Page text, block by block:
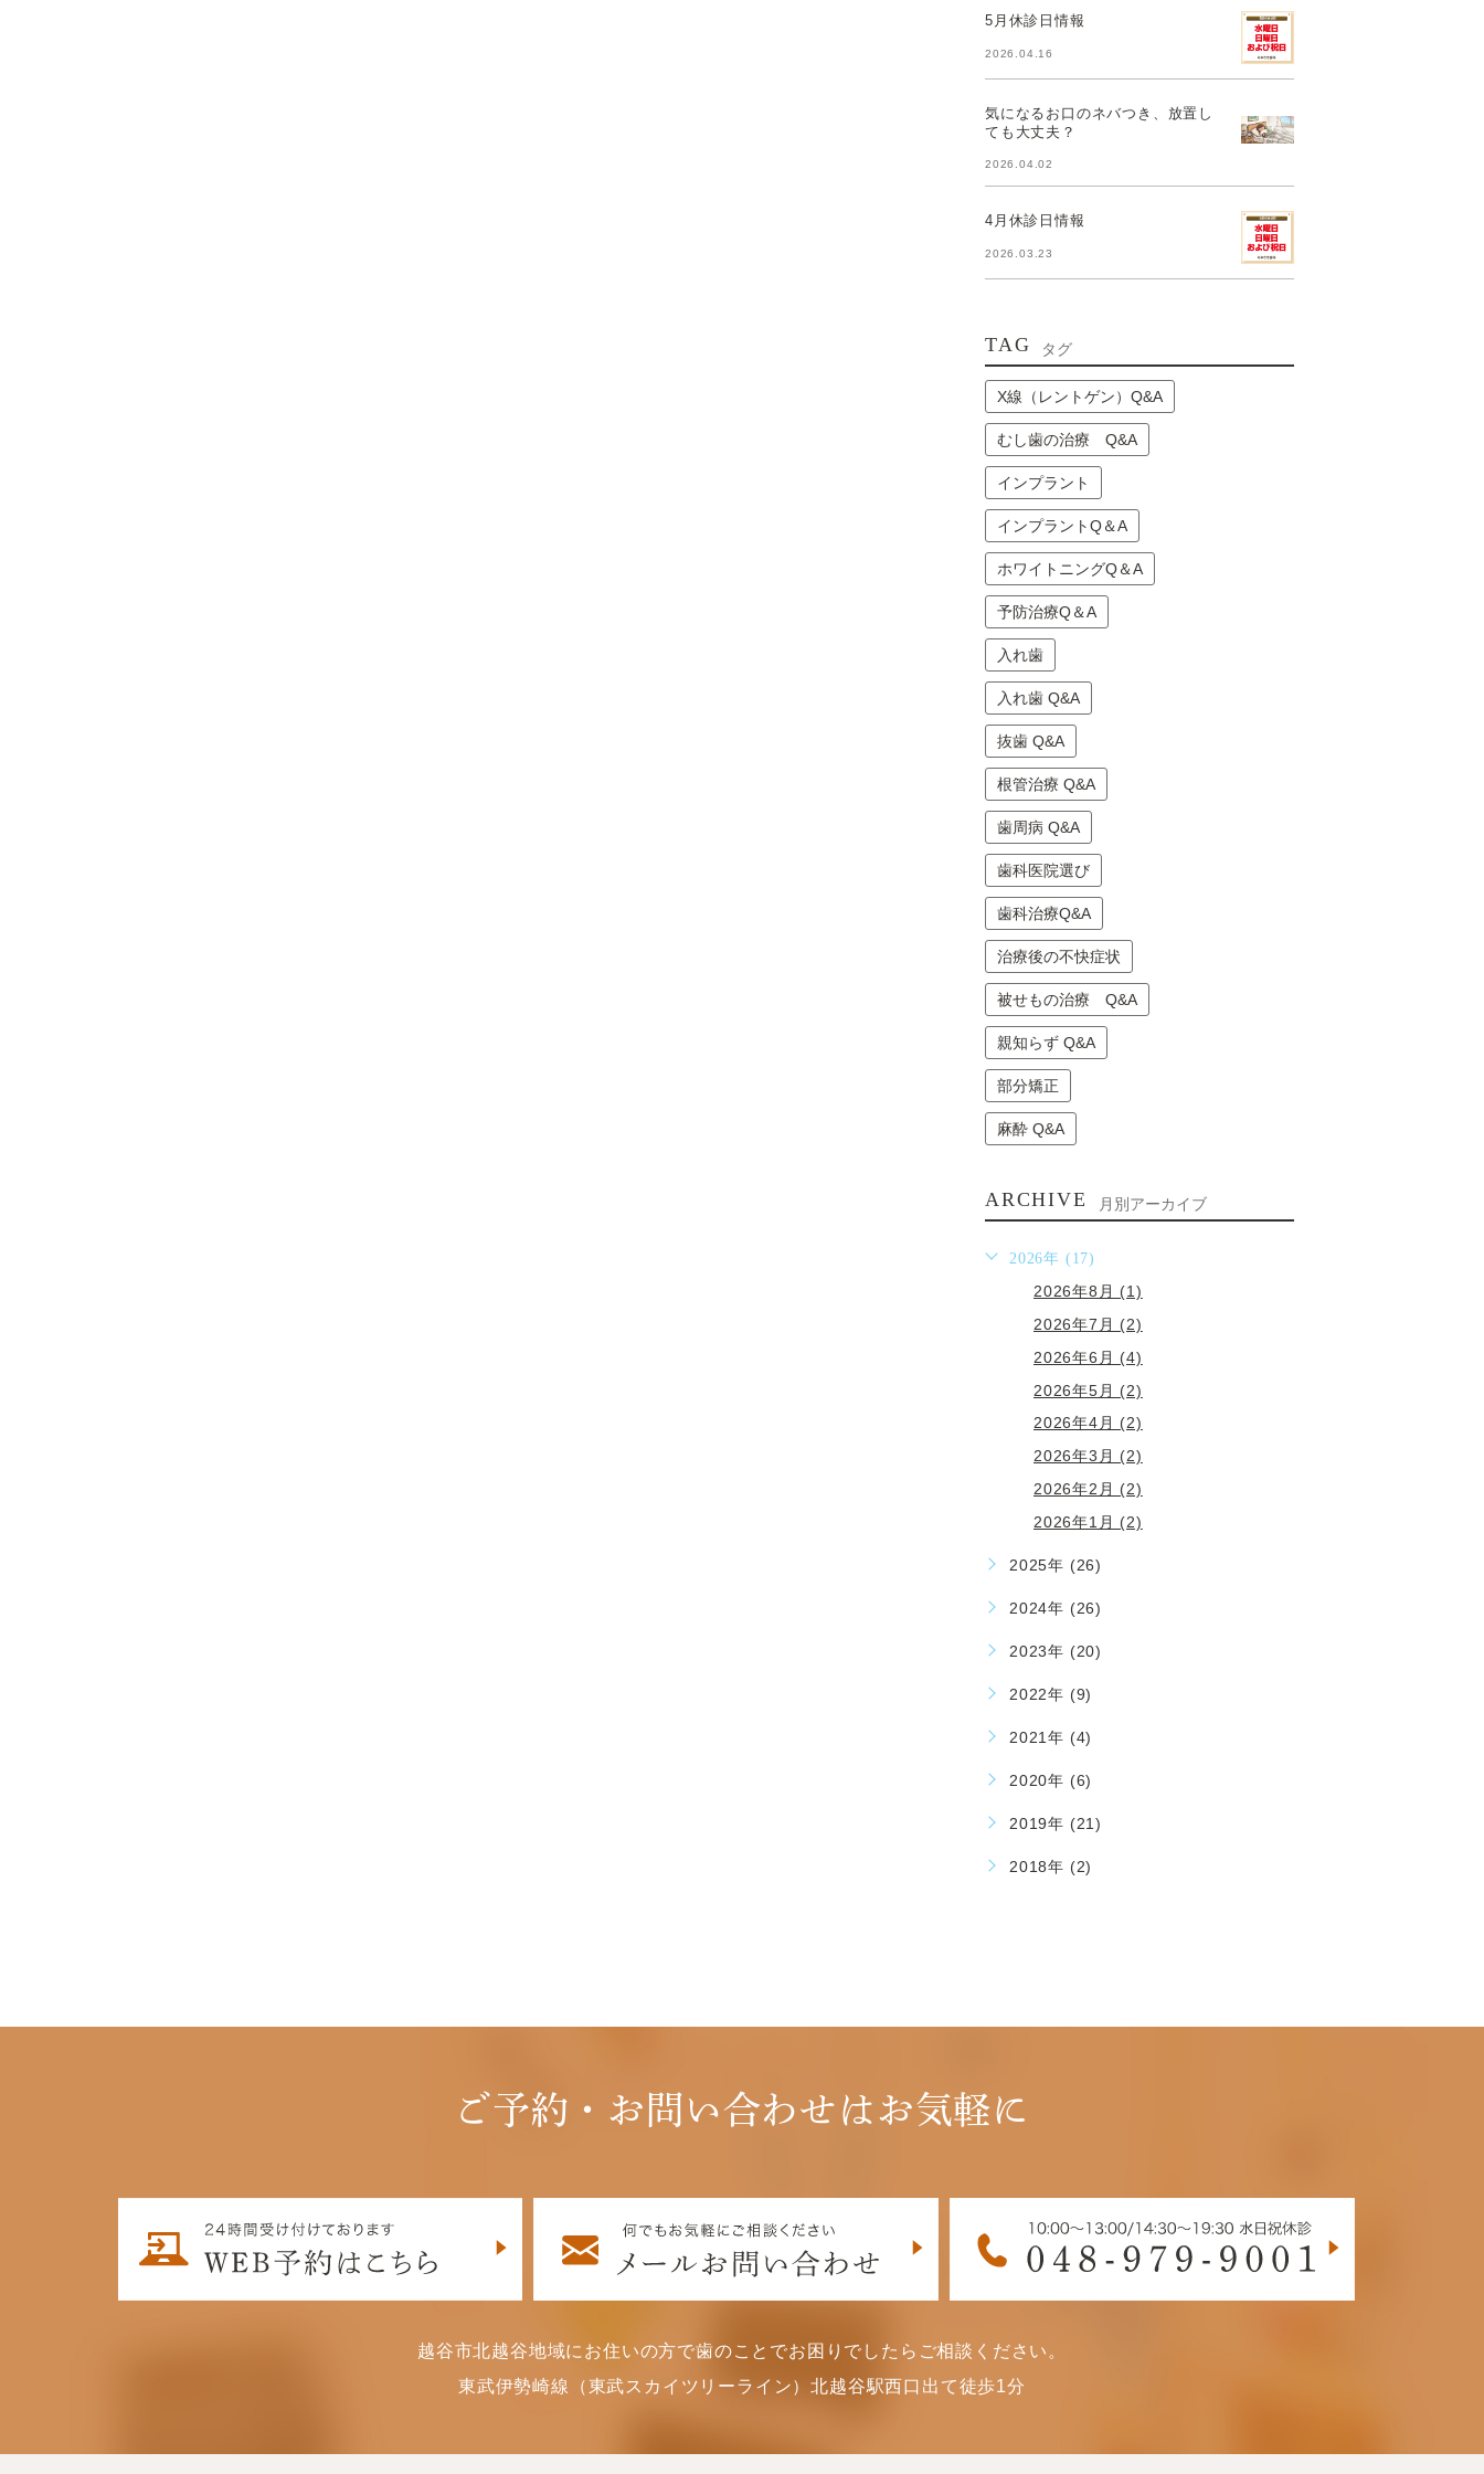
5月休診日情報
2026.04.16
気になるお口のネバつき、放置し
ても大丈夫？
2026.04.02
4月休診日情報
2026.03.23
TAG タグ
X線（レントゲン）Q&A
むし歯の治療 Q&A
インプラント
インプラントQ＆A
ホワイトニングQ＆A
予防治療Q＆A
入れ歯
入れ歯 Q&A
抜歯 Q&A
根管治療 Q&A
歯周病 Q&A
歯科医院選び
歯科治療Q&A
治療後の不快症状
被せもの治療 Q&A
親知らず Q&A
部分矯正
麻酔 Q&A
ARCHIVE 月別アーカイブ
2026年 (17)
2026年8月 (1)
2026年7月 (2)
2026年6月 (4)
2026年5月 (2)
2026年4月 (2)
2026年3月 (2)
2026年2月 (2)
2026年1月 (2)
2025年 (26)
2024年 (26)
2023年 (20)
2022年 (9)
2021年 (4)
2020年 (6)
2019年 (21)
2018年 (2)
ご予約・お問い合わせはお気軽に
越谷市北越谷地域にお住いの方で歯のことでお困りでしたらご相談ください。
東武伊勢崎線（東武スカイツリーライン）北越谷駅西口出て徒歩1分